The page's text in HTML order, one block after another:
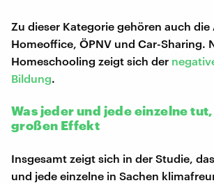
Zu dieser Kategorie gehören auch
Homeoffice, ÖPNV und Car-Sharing.
Homeschooling zeigt sich der
Bildung.
Was jeder und jede einzelne
großen Effekt
Insgesamt zeigt sich in der Studie,
und jede einzelne in Sachen